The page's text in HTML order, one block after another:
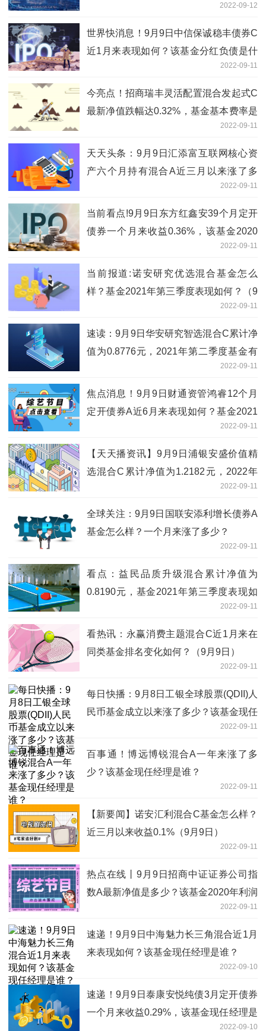
2022-09-12
世界快消息！9月9日中信保诚稳丰债券C
近1月来表现如何？该基金分红负债是什
2022-09-11
今亮点！招商瑞丰灵活配置混合发起式C
最新净值跌幅达0.32%，基金基本费率是
2022-09-11
天天头条：9月9日汇添富互联网核心资
产六个月持有混合A近三月以来涨了多
少？2020年基金所属公司管理规模有哪
些？
2022-09-11
当前看点!9月9日东方红鑫安39个月定开
债券一个月来收益0.36%，该基金2020
2022-09-11
当前报道:诺安研究优选混合基金怎么
样？基金2021年第三季度表现如何？（9
2022-09-11
速读：9月9日华安研究智选混合C累计净
值为0.8776元，2021年第二季度基金有
2022-09-11
焦点消息！9月9日财通资管鸿睿12个月
定开债券A近6月来表现如何？基金2021
2022-09-11
【天天播资讯】9月9日浦银安盛价值精
选混合C累计净值为1.2182元，2022年
2022-09-11
全球关注：9月9日国联安添利增长债券A
基金怎么样？一个月来涨了多少？
2022-09-11
看点：益民品质升级混合累计净值为
0.8190元，基金2021年第三季度表现如
2022-09-11
看热讯：永赢消费主题混合C近1月来在
同类基金排名变化如何？（9月9日）
2022-09-11
每日快播：9月8日工银全球股票(QDII)人
民币基金成立以来涨了多少？该基金现任
2022-09-11
百事通！博远博锐混合A一年来涨了多
少？该基金现任经理是谁？
2022-09-11
【新要闻】诺安汇利混合C基金怎么样？
近三月以来收益0.1%（9月9日）
2022-09-11
热点在线丨9月9日招商中证证券公司指
数A最新净值是多少？该基金2020年利润
2022-09-11
速递！9月9日中海魅力长三角混合近1月
来表现如何？该基金现任经理是谁？
2022-09-10
速递！9月9日泰康安悦纯债3月定开债券
一个月来收益0.29%，该基金现任经理是
2022-09-10